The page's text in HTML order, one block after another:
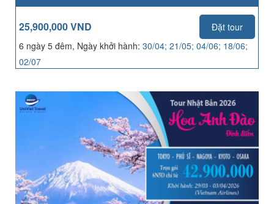
25,900,000 VND
Đặt tour
6 ngày 5 đêm, Ngày khởi hành: 30/04; 21/05; 04/06; 18/06;
02/07